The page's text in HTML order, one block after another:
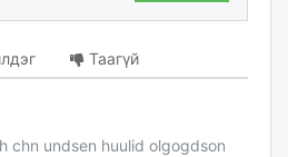
Таагүй
chn undsen huulid olgogdson